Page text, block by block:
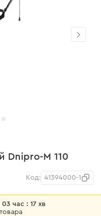
Dnipro-M 110
Код: 41394000-1
час : 17 хв